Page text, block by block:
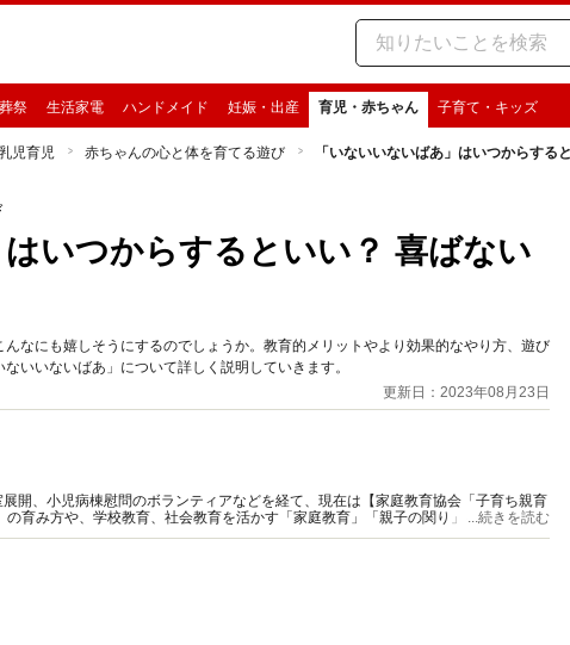
祭 生活家電 ハンドメイド 妊娠・出産 育児・赤ちゃん 子育て・キッズ
児育児 赤ちゃんの心と体を育てる遊び 「いないいないばあ」はいつからする
はいつからするといい？ 喜ばない
なにも嬉しそうにするのでしょうか。教育的メリットやより効果的なやり方、遊び
いいないばあ」について詳しく説明していきます。
更新日：2023年08月23日
開、小児病棟慰問のボランティアなどを経て、現在は【家庭教育協会「子育ち親育
育み方や、学校教育、社会教育を活かす「家庭教育」「親子の関り」を伝える。
を中心に活動中。
...続きを読む